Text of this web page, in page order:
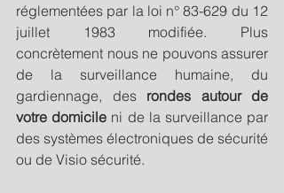
réglementées par la loi n° 83-629 du 12
juillet 1983 modifiée. Plus
concrètement nous ne pouvons assurer
de la surveillance humaine, du
gardiennage, des rondes autour de
votre domicile ni de la surveillance par
des systèmes électroniques de sécurité
ou de Visio sécurité.